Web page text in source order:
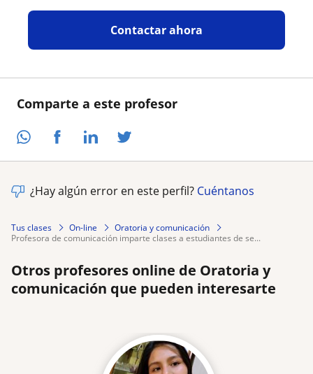
Comparte a este profesor
Contactar ahora
¿Hay algún error en este perfil? Cuéntanos
Tus clases On-line
Oratoria y comunicación
profesora de comunicación imparte clases a estudiantes de se...
Otros profesores online de Oratoria y
comunicación que pueden interesarte